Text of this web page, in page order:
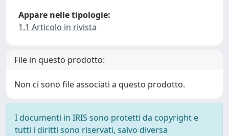
Appare nelle tipologie:
1.1 Articolo in rivista
File in questo prodotto:
Non ci sono file associati a questo prodotto.
I documenti in IRIS sono protetti da copyright e
tutti i diritti sono riservati, salvo diversa